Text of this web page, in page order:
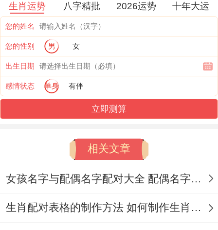
流年引发合局 对单身者：标记机遇 估计是
自身主动拓展社交圈的于是.
对已婚者：需结合合局性质（如克合或生
合） -判断是自身疏忽经营 还是伴侣受外界
勾引。
行星同十神的叠加效应,婚姻宫被合的责任归
素
比劫合
易因朋友介入
配偶可能被
生肖运势 八字精批 2026运势 十年大运
您的姓名
您的性别 男 女
出生日期
感情状态 单身 有伴
立即测算
相关文章
女孩名字与配偶名字配对大全 配偶名字配对女孩版
生肖配对表格的制作方法 如何制作生肖配对表格